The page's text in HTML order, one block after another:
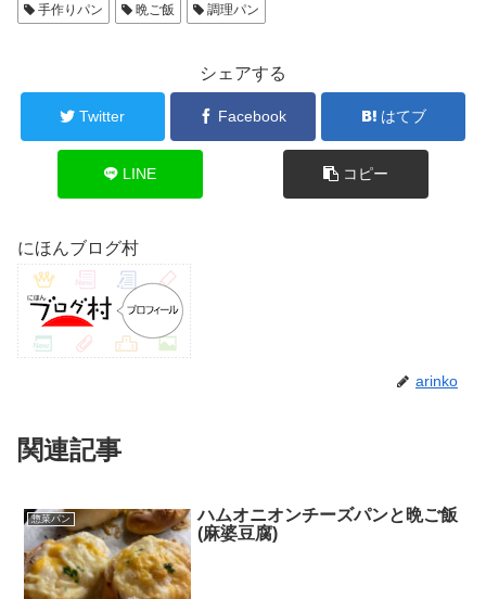
手作りパン
晩ご飯 調理パン
シェアする
Twitter Facebook はてブ
LINE コピー
にほんブログ村
arinko
関連記事
惣菜パン
ハムオニオンチーズパンと晩ご飯
(麻婆豆腐)